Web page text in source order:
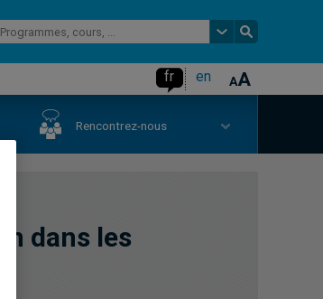
fr en
Rencontrez-nous
dans les